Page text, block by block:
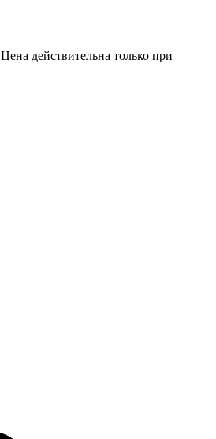
Цена действительна только при